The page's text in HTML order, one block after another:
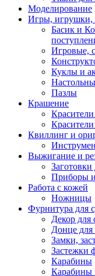
Моделирование
Игры, игрушки,
Басик и
Игровые,
Куклы и
Пазлы
Крашение
Квиллинг и
Выжигание и
Приборы
Работа с кожей
Ножницы
Фурнитура для
Декор для
Донце для
Замки,
Застежки
Карабины
Карабины